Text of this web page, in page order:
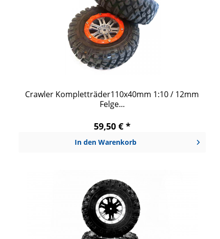
Crawler Kompletträder110x40mm 1:10 / 12mm
Felge...
59,50 € *
In den Warenkorb